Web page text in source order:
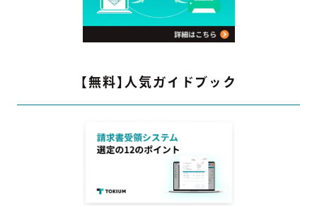
【無料】人気ガイドブック